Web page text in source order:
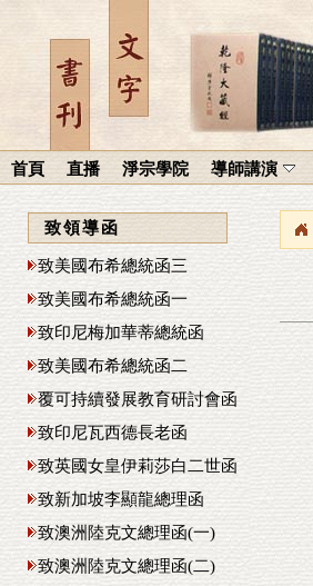
首頁 直播 淨宗學院 導師講演
致領導函
致美國布希總統函三
致美國布希總統函一
致印尼梅加華蒂總統函
致美國布希總統函二
覆可持續發展教育研討會函
致印尼瓦西德長老函
致英國女皇伊莉莎白二世函
致新加坡李顯龍總理函
致澳洲陸克文總理函(一)
致澳洲陸克文總理函(二)